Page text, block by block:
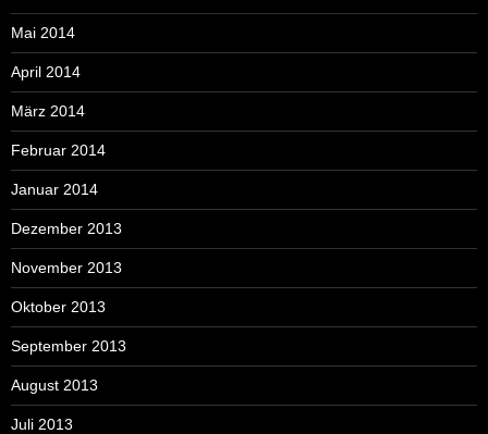
Mai 2014
April 2014
März 2014
Februar 2014
Januar 2014
Dezember 2013
November 2013
Oktober 2013
September 2013
August 2013
Juli 2013